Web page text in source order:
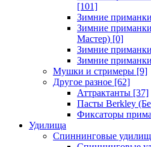
[101]
Зимние
Зимние
Мастер) [0]
Зимние
Зимние
Мушки и стримеры [9]
Другое разное [62]
Аттрактанты [37]
Пасты Berkley
Фиксаторы
Удилища
Спиннинговые